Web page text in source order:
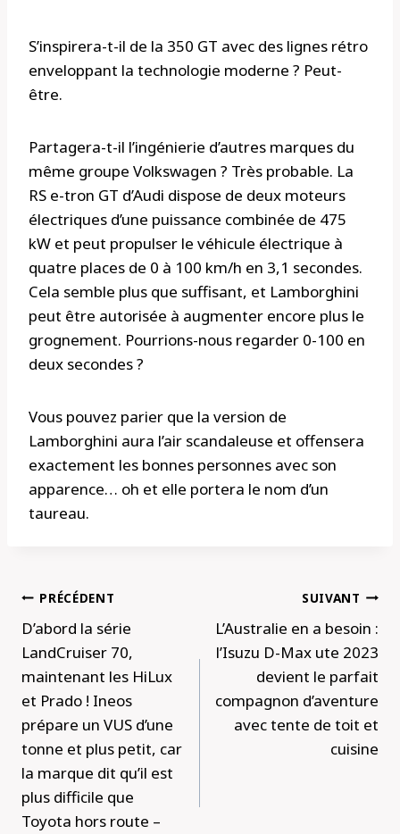
S’inspirera-t-il de la 350 GT avec des lignes rétro
enveloppant la technologie moderne ? Peut-
être.
Partagera-t-il l’ingénierie d’autres marques du
même groupe Volkswagen ? Très probable. La
RS e-tron GT d’Audi dispose de deux moteurs
électriques d’une puissance combinée de 475
kW et peut propulser le véhicule électrique à
quatre places de 0 à 100 km/h en 3,1 secondes.
Cela semble plus que suffisant, et Lamborghini
peut être autorisée à augmenter encore plus le
grognement. Pourrions-nous regarder 0-100 en
deux secondes ?
Vous pouvez parier que la version de
Lamborghini aura l’air scandaleuse et offensera
exactement les bonnes personnes avec son
apparence… oh et elle portera le nom d’un
taureau.
Navigation
de
l’article
PRÉCÉDENT
D’abord la série
LandCruiser 70,
maintenant les HiLux
et Prado ! Ineos
prépare un VUS d’une
tonne et plus petit, car
la marque dit qu’il est
plus difficile que
Toyota hors route –
SUIVANT
L’Australie en a besoin :
l’Isuzu D-Max ute 2023
devient le parfait
compagnon d’aventure
avec tente de toit et
cuisine